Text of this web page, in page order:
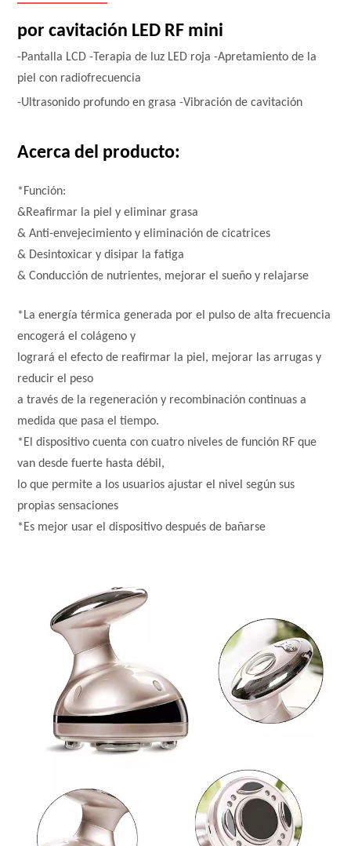
por cavitación LED RF mini
-Pantalla LCD -Terapia de luz LED roja -Apretamiento de la
piel con radiofrecuencia
-Ultrasonido profundo en grasa -Vibración de cavitación
Acerca del producto:
*Función:
&Reafirmar la piel y eliminar grasa
& Anti-envejecimiento y eliminación de cicatrices
& Desintoxicar y disipar la fatiga
& Conducción de nutrientes, mejorar el sueño y relajarse
*La energía térmica generada por el pulso de alta frecuencia
encogerá el colágeno y
logrará el efecto de reafirmar la piel, mejorar las arrugas y
reducir el peso
a través de la regeneración y recombinación continuas a
medida que pasa el tiempo.
*El dispositivo cuenta con cuatro niveles de función RF que
van desde fuerte hasta débil,
lo que permite a los usuarios ajustar el nivel según sus
propias sensaciones
*Es mejor usar el dispositivo después de bañarse